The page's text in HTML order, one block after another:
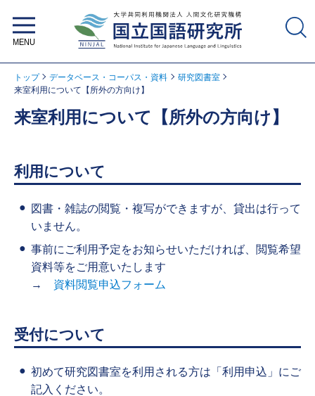
トップ データベース・コーパス・資料
研究図書室
来室利用について【所外の方向け】
来室利用について【所外の方向け】
利用について
図書・雑誌の閲覧・複写ができますが、貸出は行って
いません。
事前にご利用予定をお知らせいただければ、閲覧希望
資料等をご用意いたします
→ 資料閲覧申込フォーム
受付について
初めて研究図書室を利用される方は「利用申込」にご
記入ください。